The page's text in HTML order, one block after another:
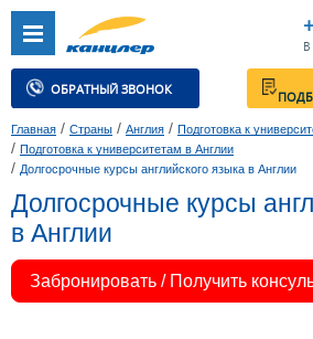
В
ОБРАТНЫЙ ЗВОНОК
Главная / Страны / Англия / Подготовка к
/ Подготовка к университетам в Англии
/ Долгосрочные курсы английского языка в Англии
Долгосрочные курсы
в Англии
Забронировать / Получить